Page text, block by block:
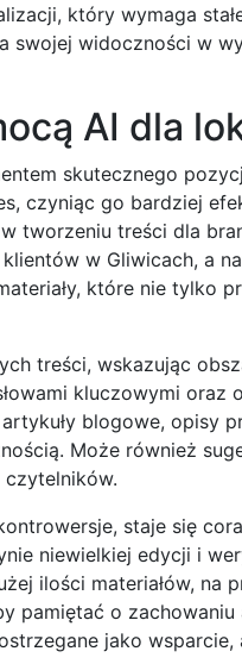
który wymaga
swojej widoczności w
AI dla
skutecznego
czyniąc go bardziej
tworzeniu treści dla
w Gliwicach, a
które nie tylko
treści, wskazując
kluczowymi oraz
blogowe, opisy
Może również
czytelników.
staje się
niewielkiej edycji i
ilości materiałów, na
pamiętać o
jako